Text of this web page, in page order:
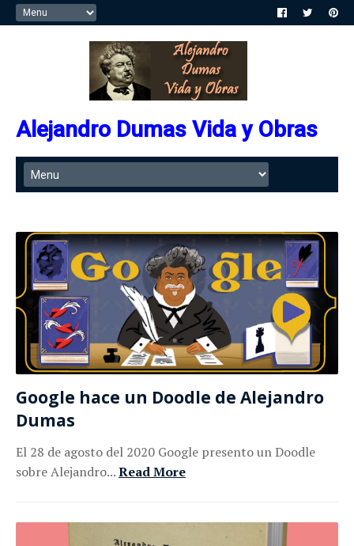
Alejandro Dumas Vida y Obras
Google hace un Doodle de Alejandro
Dumas
El 28 de agosto del 2020 Google presento un Doodle
sobre Alejandro...Read More